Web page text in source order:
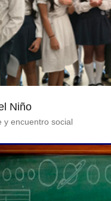
Niño
y encuentro social